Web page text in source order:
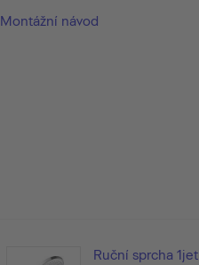
Montážní návod
Ruční sprcha 1jet